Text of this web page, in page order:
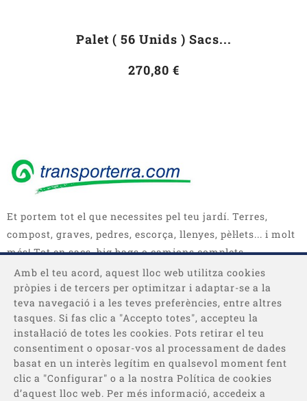
Palet ( 56 Unids ) Sacs...
270,80 €
Et portem tot el que necessites pel teu jardí. Terres,
compost, graves, pedres, escorça, llenyes, pèl·lets... i molt
més! Tot en sacs, big bags o camions complets.
Categories
Amb el teu acord, aquest lloc web utilitza cookies
pròpies i de tercers per optimitzar i adaptar-se a la
teva navegació i a les teves preferències, entre altres
tasques. Si fas clic a "Accepto totes", accepteu la
instal·lació de totes les cookies. Pots retirar el teu
consentiment o oposar-vos al processament de dades
basat en un interès legítim en qualsevol moment fent
clic a "Configurar" o a la nostra Política de cookies
d’aquest lloc web. Per més informació, accedeix a